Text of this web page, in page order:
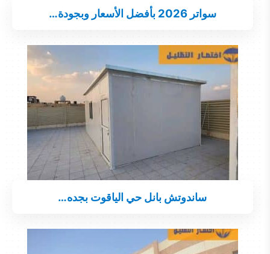
سواتر 2026 بأفضل الأسعار وبجودة…
ساندوتش بانل حي الياقوت بجده…